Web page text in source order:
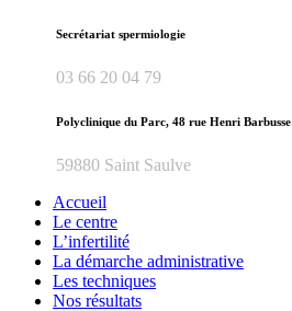
Secrétariat spermiologie
03 66 20 04 79
Polyclinique du Parc, 48 rue Henri Barbusse
59880 Saint Saulve
Accueil
Le centre
L’infertilité
La démarche administrative
Les techniques
Nos résultats